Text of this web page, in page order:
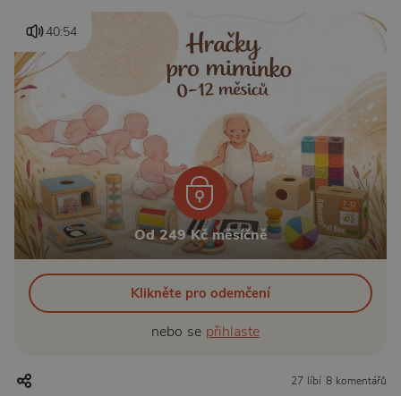
40:54
Od 249 Kč měsíčně
Klikněte pro odemčení
nebo se přihlaste
27 líbí 8 komentářů